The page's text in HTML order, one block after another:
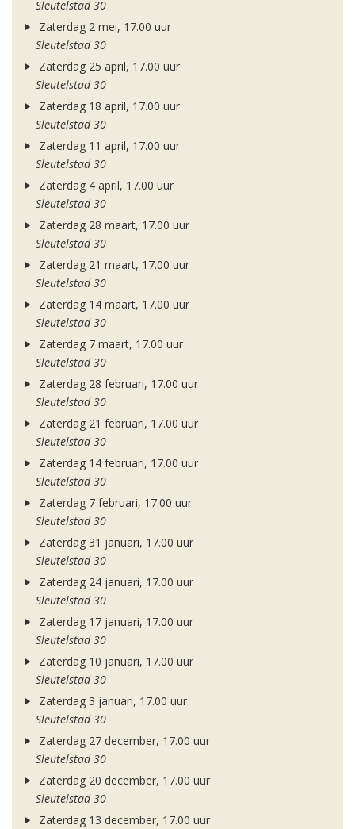
Sleutelstad 30
Zaterdag 2 mei, 17.00 uur
Sleutelstad 30
Zaterdag 25 april, 17.00 uur
Sleutelstad 30
Zaterdag 18 april, 17.00 uur
Sleutelstad 30
Zaterdag 11 april, 17.00 uur
Sleutelstad 30
Zaterdag 4 april, 17.00 uur
Sleutelstad 30
Zaterdag 28 maart, 17.00 uur
Sleutelstad 30
Zaterdag 21 maart, 17.00 uur
Sleutelstad 30
Zaterdag 14 maart, 17.00 uur
Sleutelstad 30
Zaterdag 7 maart, 17.00 uur
Sleutelstad 30
Zaterdag 28 februari, 17.00 uur
Sleutelstad 30
Zaterdag 21 februari, 17.00 uur
Sleutelstad 30
Zaterdag 14 februari, 17.00 uur
Sleutelstad 30
Zaterdag 7 februari, 17.00 uur
Sleutelstad 30
Zaterdag 31 januari, 17.00 uur
Sleutelstad 30
Zaterdag 24 januari, 17.00 uur
Sleutelstad 30
Zaterdag 17 januari, 17.00 uur
Sleutelstad 30
Zaterdag 10 januari, 17.00 uur
Sleutelstad 30
Zaterdag 3 januari, 17.00 uur
Sleutelstad 30
Zaterdag 27 december, 17.00 uur
Sleutelstad 30
Zaterdag 20 december, 17.00 uur
Sleutelstad 30
Zaterdag 13 december, 17.00 uur